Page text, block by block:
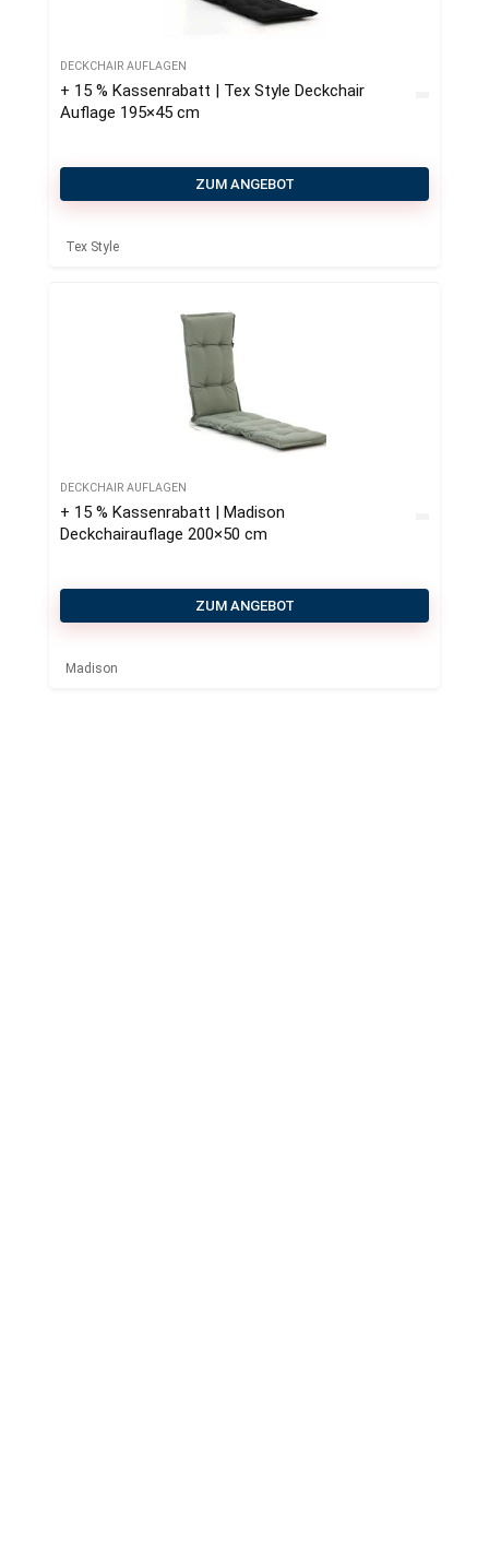
DECKCHAIR AUFLAGEN
+ 15 % Kassenrabatt | Tex Style Deckchair
Auflage 195×45 cm
ZUM ANGEBOT
Tex Style
DECKCHAIR AUFLAGEN
+ 15 % Kassenrabatt | Madison
Deckchairauflage 200×50 cm
ZUM ANGEBOT
Madison